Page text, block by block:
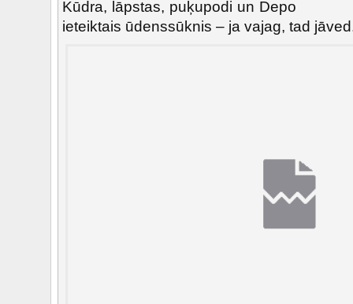
Kūdra, lāpstas, puķupodi un Depo
ieteiktais ūdenssūknis – ja vajag, tad